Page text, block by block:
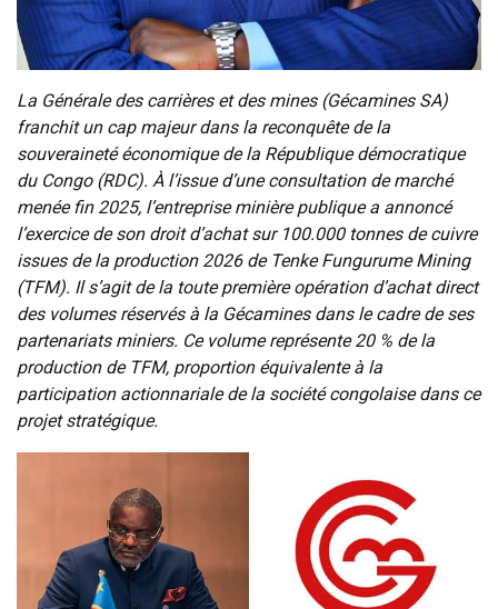
La Générale des carrières et des mines (Gécamines SA)
franchit un cap majeur dans la reconquête de la
souveraineté économique de la République démocratique
du Congo (RDC). À l’issue d’une consultation de marché
menée fin 2025, l’entreprise minière publique a annoncé
l’exercice de son droit d’achat sur 100.000 tonnes de cuivre
issues de la production 2026 de Tenke Fungurume Mining
(TFM). Il s’agit de la toute première opération d’achat direct
des volumes réservés à la Gécamines dans le cadre de ses
partenariats miniers. Ce volume représente 20 % de la
production de TFM, proportion équivalente à la
participation actionnariale de la société congolaise dans ce
projet stratégique.